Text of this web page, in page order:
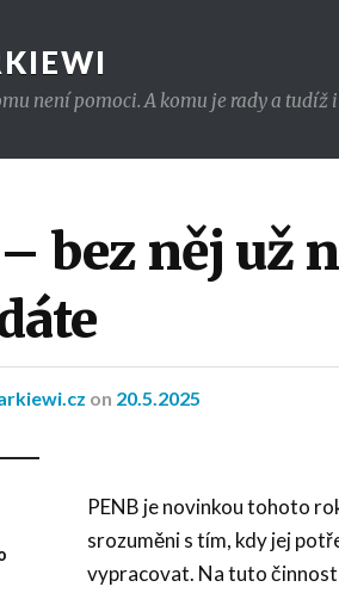
není pomoci. A komu je rady a
bez něj už
on 20.5.2025
PENB je novinkou tohoto
srozuměni s tím, kdy jej
vypracovat. Na tuto činnost